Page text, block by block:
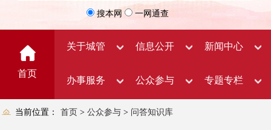
搜本网 一网通查
首页
关于城管 信息公开 新闻中心
办事服务 公众参与 专题专栏
当前位置： 首页 > 公众参与 > 问答知识库